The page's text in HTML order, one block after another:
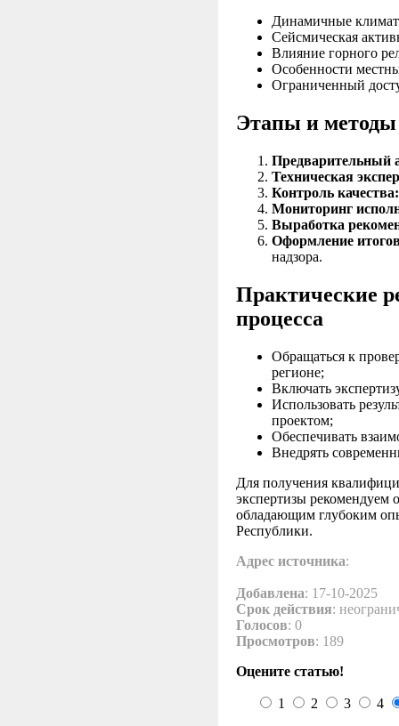
Динамичные
Сейсмическая
Влияние горного
Особенности
Ограниченный
Этапы и методы
Предварительный
Техническая
Контроль качества:
Мониторинг
Выработка
Оформление
надзора.
Практические
процесса
Обращаться к
регионе;
Включать
Использовать
проектом;
Обеспечивать
Внедрять
Для получения
экспертизы рекомендуем
обладающим глубоким
Республики.
Адрес источника:
Добавлена: 17-10-2025
Срок действия:
Голосов: 0
Просмотров: 189
Оцените статью!
1 2 3 4